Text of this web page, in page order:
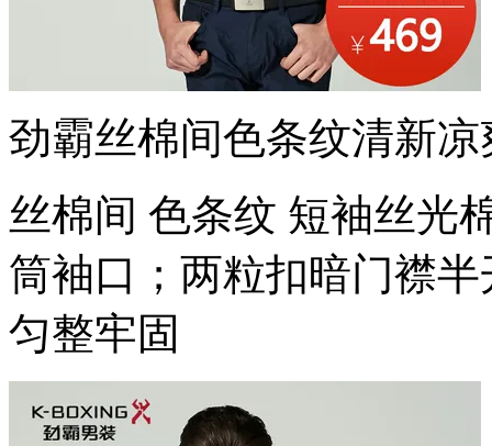
劲霸丝棉间色条纹清新
丝棉间 色条纹 短袖丝光
筒袖口；两粒扣暗门襟
匀整牢固